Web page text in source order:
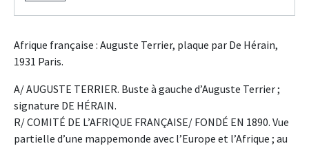
Afrique française : Auguste Terrier, plaque par De Hérain,
1931 Paris.
A/ AUGUSTE TERRIER. Buste à gauche d’Auguste Terrier ;
signature DE HÉRAIN.
R/ COMITÉ DE L’AFRIQUE FRANÇAISE/ FONDÉ EN 1890. Vue
partielle d’une mappemonde avec l’Europe et l’Afrique ; au